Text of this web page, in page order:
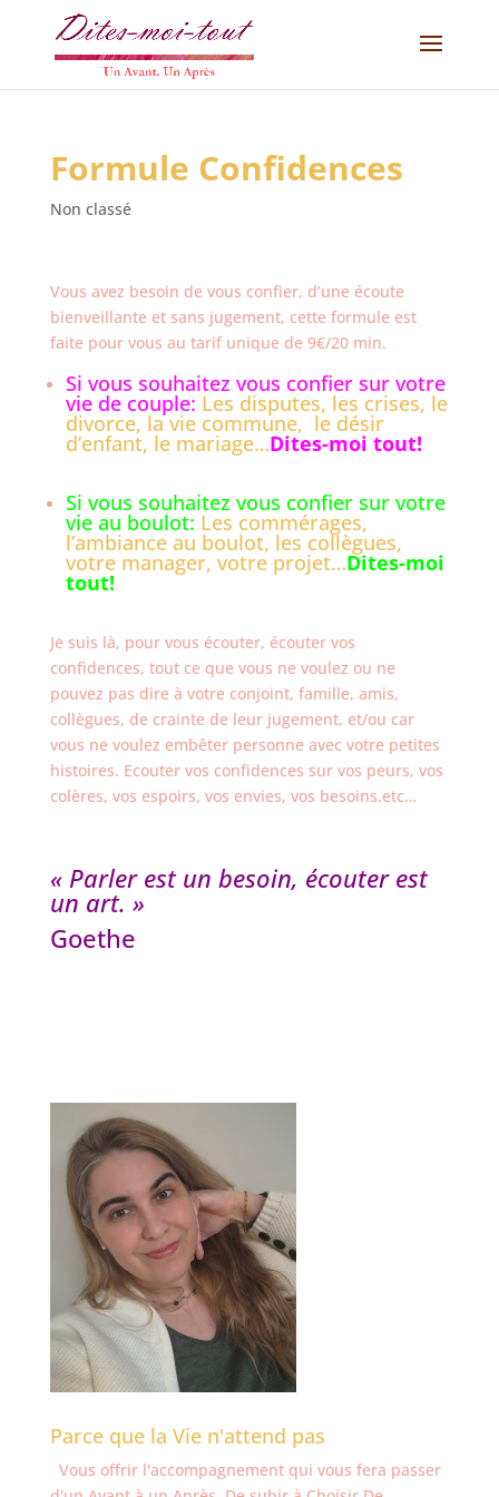
Formule Confidences
Non classé
Vous avez besoin de vous confier, d’une écoute
bienveillante et sans jugement, cette formule est
faite pour vous au tarif unique de 9€/20 min.
Si vous souhaitez vous confier sur votre
vie de couple: Les disputes, les crises, le
divorce, la vie commune, le désir
d’enfant, le mariage…Dites-moi tout!
Si vous souhaitez vous confier sur votre
vie au boulot: Les commérages,
l’ambiance au boulot, les collègues,
votre manager, votre projet…Dites-moi
tout!
Je suis là, pour vous écouter, écouter vos
confidences, tout ce que vous ne voulez ou ne
pouvez pas dire à votre conjoint, famille, amis,
collègues, de crainte de leur jugement, et/ou car
vous ne voulez embêter personne avec votre petites
histoires. Ecouter vos confidences sur vos peurs, vos
colères, vos espoirs, vos envies, vos besoins.etc…
« Parler est un besoin, écouter est
un art. »
Goethe
Parce que la Vie n'attend pas
Vous offrir l'accompagnement qui vous fera passer